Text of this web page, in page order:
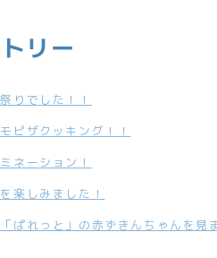
リー
りでした！！
ピザクッキング！！
ネーション！
楽しみました！
ぱれっと」の赤ずきんちゃんを見